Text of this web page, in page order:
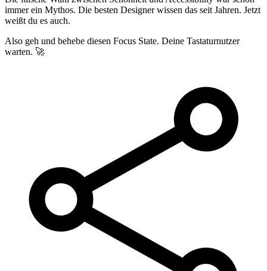
immer ein Mythos. Die besten Designer wissen das seit Jahren. Jetzt
weißt du es auch.
Also geh und behebe diesen Focus State. Deine Tastaturnutzer
warten. 🚀